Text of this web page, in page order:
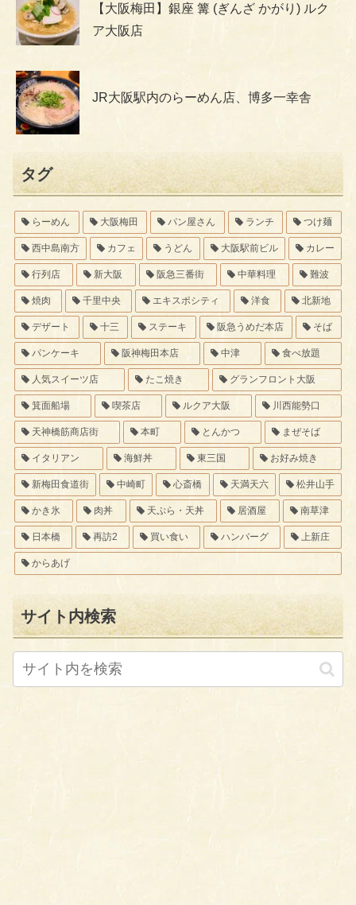
【大阪梅田】銀座 篝 (ぎんざ かがり) ルク
ア大阪店
JR大阪駅内のらーめん店、博多一幸舎
タグ
らーめん 大阪梅田 パン屋さん ランチ つけ麺
西中島南方 カフェ うどん 大阪駅前ビル カレー
行列店 新大阪 阪急三番街 中華料理 難波
焼肉 千里中央 エキスポシティ 洋食 北新地
デザート 十三 ステーキ 阪急うめだ本店 そば
パンケーキ 阪神梅田本店 中津 食べ放題
人気スイーツ店 たこ焼き グランフロント大阪
箕面船場 喫茶店 ルクア大阪 川西能勢口
天神橋筋商店街 本町 とんかつ まぜそば
イタリアン 海鮮丼 東三国 お好み焼き
新梅田食道街 中崎町 心斎橋 天満天六 松井山手
かき氷 肉丼 天ぷら・天丼 居酒屋 南草津
日本橋 再訪2 買い食い ハンバーグ 上新庄
からあげ
サイト内検索